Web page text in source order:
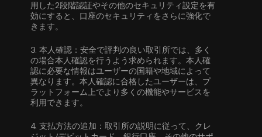
用した2段階認証やその他のセキュリティ設定を有
効にすると、口座のセキュリティをさらに強化で
きます。
3. 本人確認： 安全で評判の良い取引所では、多く
の場合本人確認を行うよう求められます。本人確
認に必要な情報はユーザーの国籍や地域によって
異なります。本人確認に合格したユーザーは、プ
ラットフォーム上でより多くの機能やサービスを
利用できます。
4. 支払方法の追加： 取引所の説明に従って、クレ